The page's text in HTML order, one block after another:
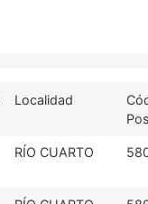
Localidad
RÍO CUARTO